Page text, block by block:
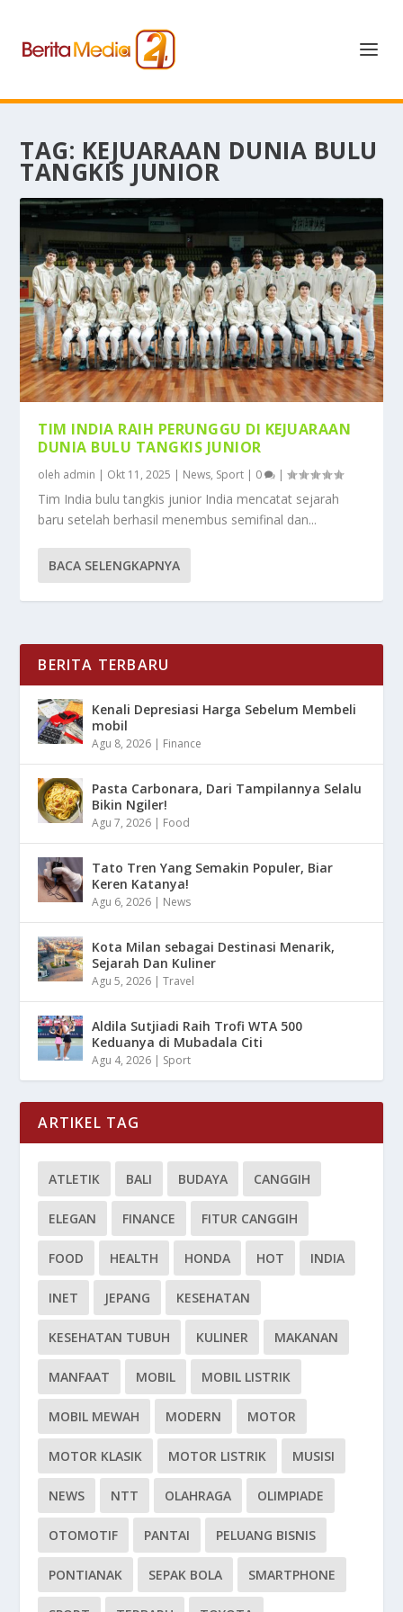
TAG: KEJUARAAN DUNIA BULU
TANGKIS JUNIOR
TIM INDIA RAIH PERUNGGU DI KEJUARAAN
DUNIA BULU TANGKIS JUNIOR
oleh admin | Okt 11, 2025 | News, Sport | 0 |
Tim India bulu tangkis junior India mencatat sejarah
baru setelah berhasil menembus semifinal dan...
BACA SELENGKAPNYA
BERITA TERBARU
Kenali Depresiasi Harga Sebelum Membeli
mobil
Agu 8, 2026 | Finance
Pasta Carbonara, Dari Tampilannya Selalu
Bikin Ngiler!
Agu 7, 2026 | Food
Tato Tren Yang Semakin Populer, Biar
Keren Katanya!
Agu 6, 2026 | News
Kota Milan sebagai Destinasi Menarik,
Sejarah Dan Kuliner
Agu 5, 2026 |Travel
Aldila Sutjiadi Raih Trofi WTA 500
Keduanya di Mubadala Citi
Agu 4, 2026 | Sport
ARTIKEL TAG
ATLETIK BALI BUDAYA CANGGIH
ELEGAN FINANCE FITUR CANGGIH
FOOD HEALTH HONDA HOT INDIA
INET JEPANG KESEHATAN
KESEHATAN TUBUH KULINER MAKANAN
MANFAAT MOBIL MOBIL LISTRIK
MOBIL MEWAH MODERN MOTOR
MOTOR KLASIK MOTOR LISTRIK MUSISI
NEWS NTT OLAHRAGA OLIMPIADE
OTOMOTIF PANTAI PELUANG BISNIS
PONTIANAK SEPAK BOLA SMARTPHONE